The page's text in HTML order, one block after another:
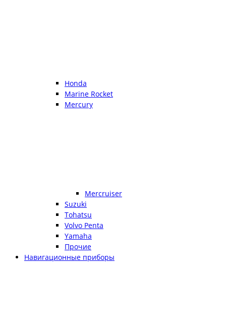
Honda
Marine Rocket
Mercury
Mercruiser
Suzuki
Tohatsu
Volvo Penta
Yamaha
Прочие
Навигационные приборы